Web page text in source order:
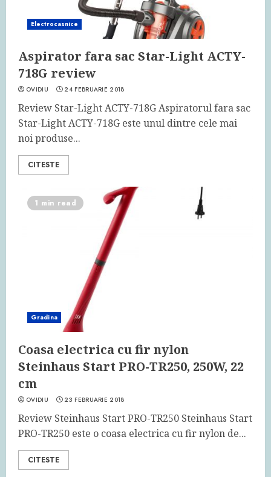
Electrocasnice
Aspirator fara sac Star-Light ACTY-
718G review
OVIDIU 24 FEBRUARIE 2018
Review Star-Light ACTY-718G Aspiratorul fara sac
Star-Light ACTY-718G este unul dintre cele mai
noi produse...
CITESTE
1 min read
Gradina
Coasa electrica cu fir nylon
Steinhaus Start PRO-TR250, 250W, 22
cm
OVIDIU 23 FEBRUARIE 2018
Review Steinhaus Start PRO-TR250 Steinhaus Start
PRO-TR250 este o coasa electrica cu fir nylon de...
CITESTE